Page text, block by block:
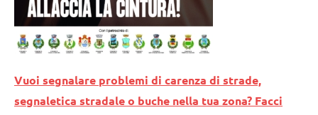
Vuoi segnalare problemi di carenza di strade,
segnaletica stradale o buche nella tua zona? Facci